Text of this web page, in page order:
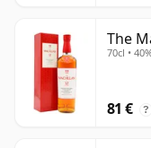
The
70cl •
81 € ?